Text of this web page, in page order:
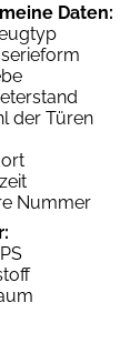
Daten:
der Türen
Nummer